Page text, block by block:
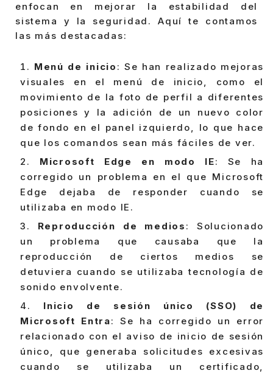
enfocan en mejorar la estabilidad del
sistema y la seguridad. Aquí te contamos
las más destacadas:
Menú de inicio : Se han realizado mejoras
visuales en el menú de inicio, como el
movimiento de la foto de perfil a diferentes
posiciones y la adición de un nuevo color
de fondo en el panel izquierdo, lo que hace
que los comandos sean más fáciles de ver.
Microsoft Edge en modo IE: Se ha
corregido un problema en el que Microsoft
Edge dejaba de responder cuando se
utilizaba en modo IE.
Reproducción de medios : Solucionado
un problema que causaba que la
reproducción de ciertos medios se
detuviera cuando se utilizaba tecnología de
sonido envolvente.
Inicio de sesión único (SSO) de
Microsoft Entra: Se ha corregido un error
relacionado con el aviso de inicio de sesión
único, que generaba solicitudes excesivas
cuando se utilizaba un certificado,